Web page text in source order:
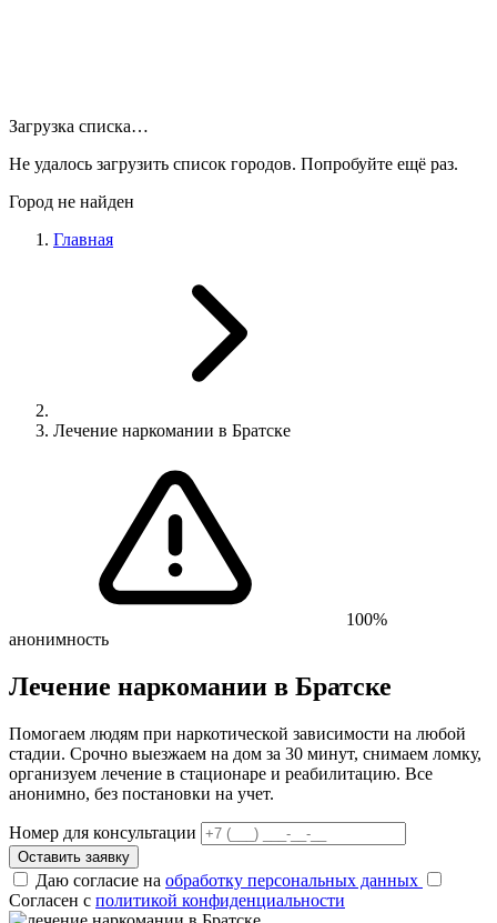
Загрузка списка…
Не удалось загрузить список городов. Попробуйте ещё раз.
Город не найден
Главная
Лечение наркомании в Братске
100%
анонимность
Лечение наркомании в Братске
Помогаем людям при наркотической зависимости на любой
стадии. Срочно выезжаем на дом за 30 минут, снимаем ломку,
организуем лечение в стационаре и реабилитацию. Все
анонимно, без постановки на учет.
Номер для консультации
Оставить заявку
Даю согласие на обработку персональных данных
Согласен с политикой конфиденциальности